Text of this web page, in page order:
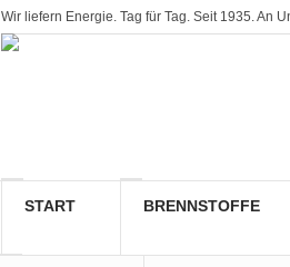
Wir liefern Energie. Tag für Tag. Seit 1935. An
START BRENNSTOFFE